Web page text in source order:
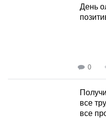
День
0
все
все